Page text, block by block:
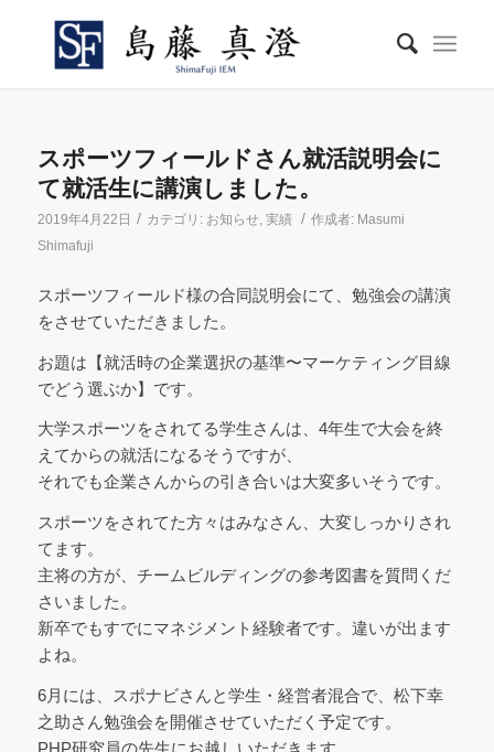
スポーツフィールドさん就活説明会に
て就活生に講演しました。
2019年4月22日 / カテゴリ: お知らせ, 実績 / 作成者: Masumi
Shimafuji
スポーツフィールド様の合同説明会にて、勉強会の講演
をさせていただきました。
お題は【就活時の企業選択の基準〜マーケティング目線
でどう選ぶか】です。
大学スポーツをされてる学生さんは、4年生で大会を終
えてからの就活になるそうですが、
それでも企業さんからの引き合いは大変多いそうです。
スポーツをされてた方々はみなさん、大変しっかりされ
てます。
主将の方が、チームビルディングの参考図書を質問くだ
さいました。
新卒でもすでにマネジメント経験者です。違いが出ます
よね。
6月には、スポナビさんと学生・経営者混合で、松下幸
之助さん勉強会を開催させていただく予定です。
PHP研究員の先生にお越しいただきます。